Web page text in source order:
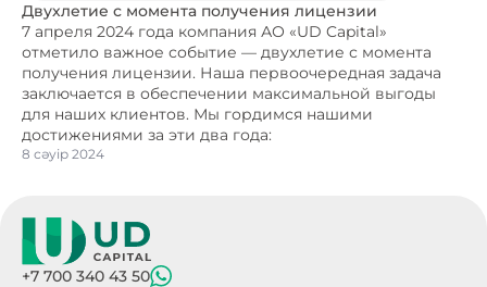
Двухлетие с момента получения лицензии
7 апреля 2024 года компания АО «UD Capital»
отметило важное событие — двухлетие с момента
получения лицензии. Наша первоочередная задача
заключается в обеспечении максимальной выгоды
для наших клиентов. Мы гордимся нашими
достижениями за эти два года:
8 сәуір 2024
+7 700 340 43 50